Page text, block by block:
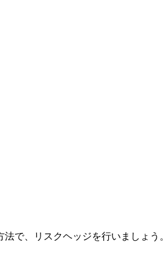
で、リスクヘッジを行いましょう。